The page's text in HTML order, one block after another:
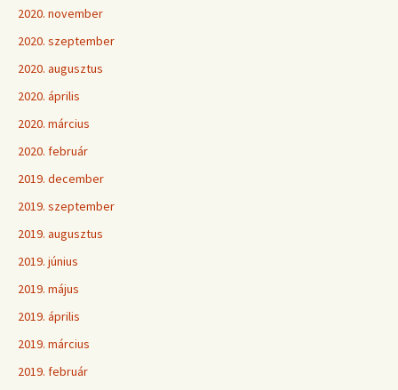
2020. november
2020. szeptember
2020. augusztus
2020. április
2020. március
2020. február
2019. december
2019. szeptember
2019. augusztus
2019. június
2019. május
2019. április
2019. március
2019. február